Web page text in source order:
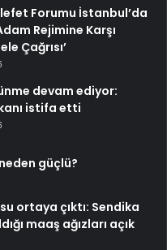
Forumu İstanbul’da
Rejimine Karşı
Çağrısı’
devam ediyor:
istifa etti
güçlü?
ortaya çıktı: Sendika
maaş ağızları açık